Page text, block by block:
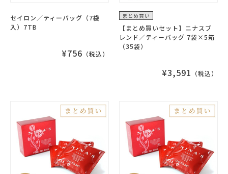
セイロン／ティーバッグ（7袋
入）7TB
¥756 （税込）
まとめ買い
【まとめ買いセット】ニナスブ
レンド／ティーバッグ 7袋×5箱
（35袋）
¥3,591 （税込）